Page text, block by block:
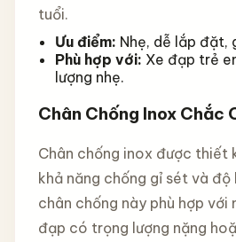
tuổi.
Ưu điểm: Nhẹ, dễ lắp đặt,
Phù hợp với: Xe đạp trẻ
lượng nhẹ.
Chân Chống Inox Chắc
Chân chống inox được thiết
khả năng chống gỉ sét và
chân chống này phù hợp với
đạp có trọng lượng nặng